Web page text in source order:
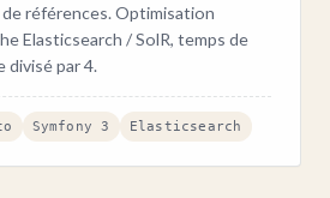
références. Optimisation
Elasticsearch / SolR, temps de
divisé par 4.
Symfony 3 Elasticsearch